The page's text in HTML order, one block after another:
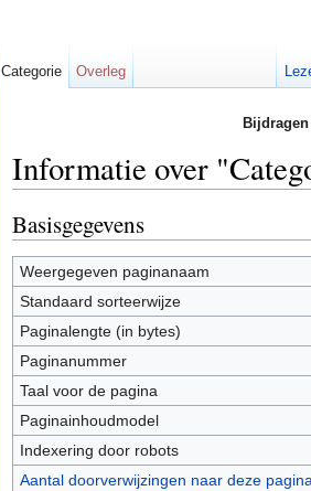
Informatie over
Basisgegevens
Weergegeven paginanaam
Standaard sorteerwijze
Paginalengte (in bytes)
Paginanummer
Taal voor de pagina
Paginainhoudmodel
Indexering door robots
Aantal doorverwijzingen naar deze
Categorie Overleg